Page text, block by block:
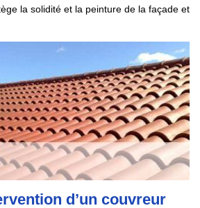
la solidité et la peinture de la façade et
d’un couvreur